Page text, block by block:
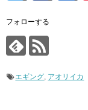
フォローする
エギング アオリイカ